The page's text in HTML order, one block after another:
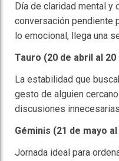
Día de claridad mental y
conversación pendiente
lo emocional, llega una
Tauro (20 de abril al 20
La estabilidad que
gesto de alguien
discusiones
Géminis (21 de mayo
Jornada ideal para